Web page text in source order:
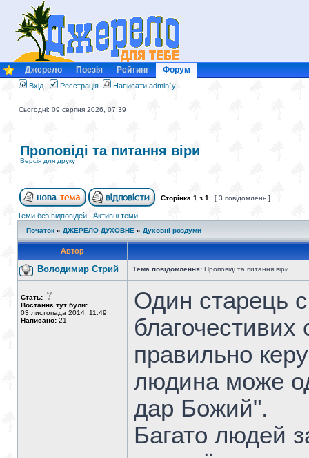
Джерело Поезія Рейтинг Форум
Вхід Реєстрація Написати admin`у
Сьогодні: 09 серпня 2026, 07:39
Проповіді та питання віри
Версія для друку
Сторінка 1 з 1 [ 3 повідомлень ]
Теми без відповідей | Активні теми
Початок » ДЖЕРЕЛО ДУХОВНЕ » Духовні роздуми
Автор
Володимир Стрий Тема повідомлення: Проповіді та питання віри
Стать:
Востаннє тут були:
03 листопада 2014, 11:49
Написано: 21
Один старець
благочестивих
правильно
людина може
дар Божий".
Багато людей